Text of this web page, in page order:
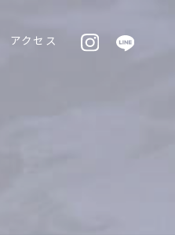
アクセス